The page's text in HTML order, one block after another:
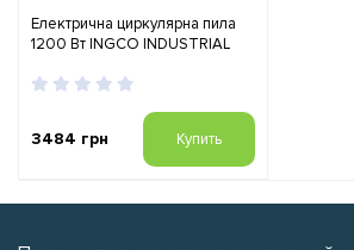
Електрична циркулярна пила
1200 Вт INGCO INDUSTRIAL
3484 грн Купить